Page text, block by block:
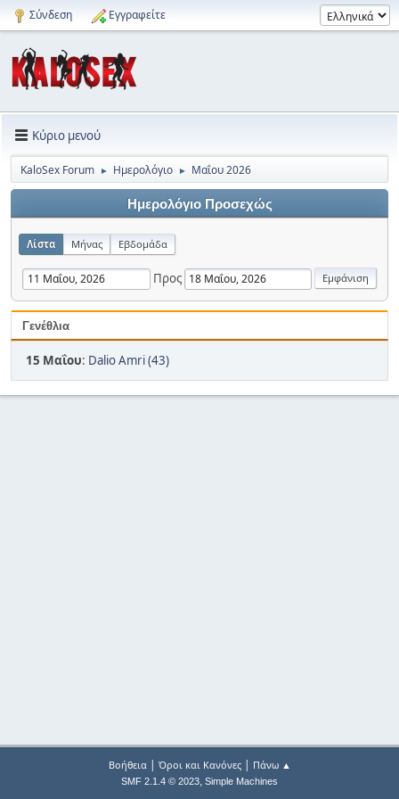
Σύνδεση Εγγραφείτε
Κύριο μενού
KaloSex Forum ► Ημερολόγιο ► Μαΐου 2026
Ημερολόγιο Προσεχώς
Λίστα Μήνας Εβδομάδα
Προς
Γενέθλια
15 Μαΐου: Dalio Amri (43)
Βοήθεια| Όροι και Κανόνες| Πάνω ▲
SMF 2.1.4 © 2023, Simple Machines